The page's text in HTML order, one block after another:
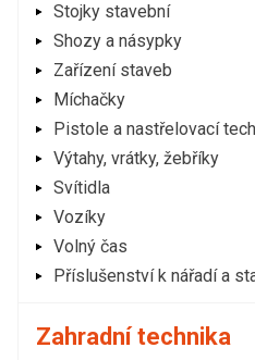
Stojky stavební
Shozy a násypky
Zařízení staveb
Míchačky
Pistole a nastřelovací
Výtahy, vrátky, žebříky
Svítidla
Vozíky
Volný čas
Příslušenství k nářadí a
Zahradní technika